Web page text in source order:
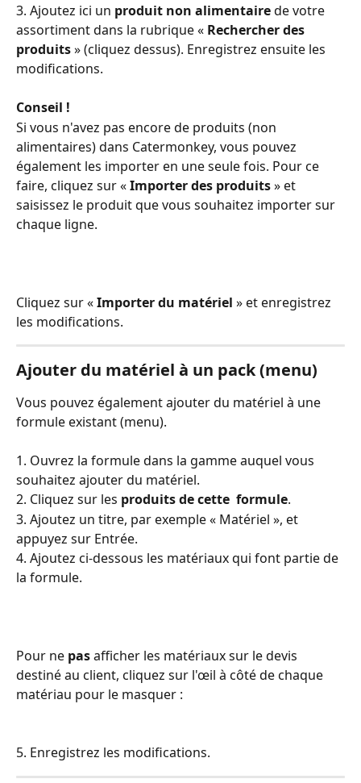
3. Ajoutez ici un produit non alimentaire de votre
assortiment dans la rubrique « Rechercher des
produits » (cliquez dessus). Enregistrez ensuite les
modifications.
Conseil !
Si vous n'avez pas encore de produits (non
alimentaires) dans Catermonkey, vous pouvez
également les importer en une seule fois. Pour ce
faire, cliquez sur « Importer des produits » et
saisissez le produit que vous souhaitez importer sur
chaque ligne.
Cliquez sur « Importer du matériel » et enregistrez
les modifications.
Ajouter du matériel à un pack (menu)
Vous pouvez également ajouter du matériel à une
formule existant (menu).
1. Ouvrez la formule dans la gamme auquel vous
souhaitez ajouter du matériel.
2. Cliquez sur les produits de cette  formule.
3. Ajoutez un titre, par exemple « Matériel », et
appuyez sur Entrée.
4. Ajoutez ci-dessous les matériaux qui font partie de
la formule.
Pour ne pas afficher les matériaux sur le devis
destiné au client, cliquez sur l'œil à côté de chaque
matériau pour le masquer :
5. Enregistrez les modifications.